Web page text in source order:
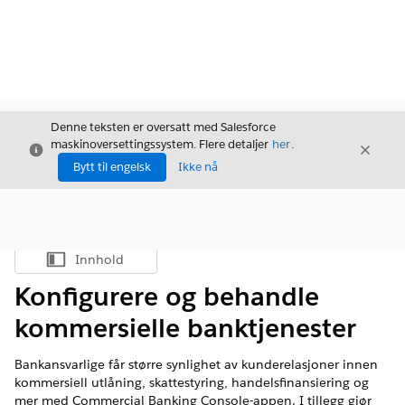
Avslutt
Denne teksten er oversatt med Salesforce
maskinoversettingssystem. Flere detaljer her.
Bytt til engelsk
Ikke nå
Avslutt
Vis innholdsfortegnelse
Innhold
Konfigurere og behandle
kommersielle banktjenester
Bankansvarlige får større synlighet av kunderelasjoner innen
kommersiell utlåning, skattestyring, handelsfinansiering og
mer med Commercial Banking Console-appen. I tillegg gjør